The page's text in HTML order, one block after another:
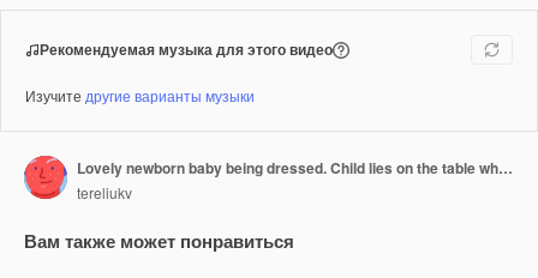
Рекомендуемая музыка для этого видео
Изучите другие варианты музыки
Lovely newborn baby being dressed. Child lies on the table while nurse in gloves puts mittens on tiny hands and other nurse takes care of navel.
tereliukv
Вам также может понравиться